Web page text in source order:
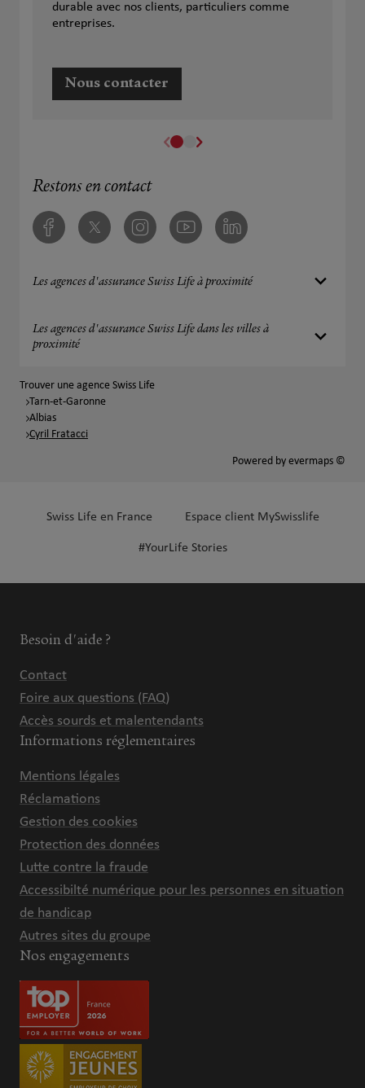
durable avec nos clients, particuliers comme
entreprises.
Nous contacter
Restons en contact
FacebookTwitter InstagramYoutube Linkedin
Les agences d'assurance Swiss Life à proximité
Les agences d'assurance Swiss Life dans les villes à
proximité
Trouver une agence Swiss Life
Tarn-et-Garonne
Albias
Cyril Fratacci
Powered by evermaps ©
Swiss Life en France Espace client MySwisslife
#YourLife Stories
Besoin d'aide ?
Contact
Foire aux questions (FAQ)
Accès sourds et malentendants
Informations réglementaires
Mentions légales
Réclamations
Gestion des cookies
Protection des données
Lutte contre la fraude
Accessibilté numérique pour les personnes en situation
de handicap
Autres sites du groupe
Nos engagements